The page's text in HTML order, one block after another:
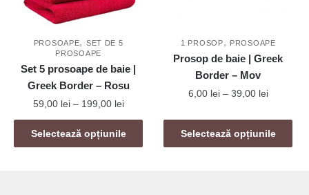
alese
pagina
produsului.
produsului.
PROSOAPE, SET DE 5
PROSOAPE
Set 5 prosoape de baie |
Greek Border – Rosu
59,00 lei – 199,00 leiInterval
de
prețuri:
59,00 lei
Selectează opțiunile
Acest
produs
1 PROSOP, PROSOAPE
Prosop de baie | Greek
Border – Mov
6,00 lei – 39,00 leiInterval
prețuri:
6,00 lei
Selectează opțiunile
Acest
produs